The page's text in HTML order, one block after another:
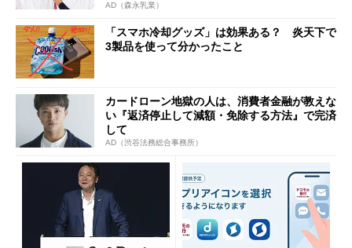
AD（森永乳業）
「スマホ冷却グッズ」は効果ある？ 炎天下で
3製品を使って分かったこと
カードローン地獄の人は、消費者金融が教えな
い『返済停止して減額・免除する方法』で完済
して
AD（渋谷法務総合事務所）